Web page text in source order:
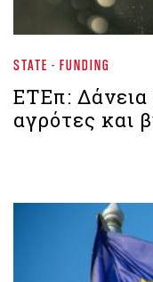
STATE - FUNDING
ΕΤΕπ: Δάνεια
αγρότες και